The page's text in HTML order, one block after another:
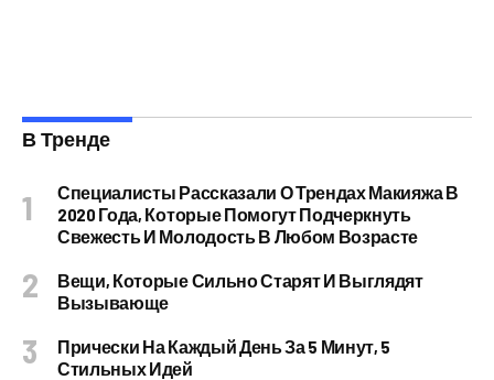
В Тренде
Специалисты Рассказали О Трендах Макияжа В
2020 Года, Которые Помогут Подчеркнуть
Свежесть И Молодость В Любом Возрасте
Вещи, Которые Сильно Старят И Выглядят
Вызывающе
Прически На Каждый День За 5 Минут, 5
Стильных Идей